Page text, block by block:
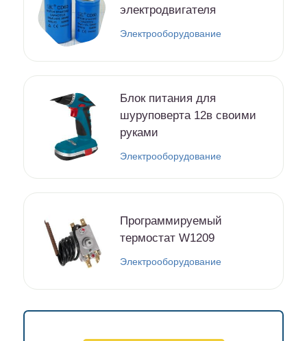
электродвигателя
Электрооборудование
Блок питания для
шуруповерта 12в своими
руками
Электрооборудование
Программируемый
термостат W1209
Электрооборудование